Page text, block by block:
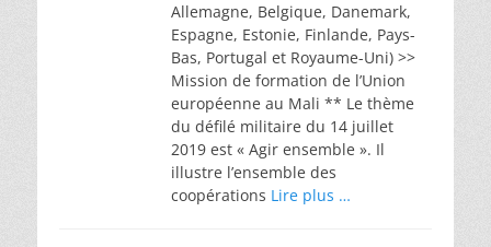
Allemagne, Belgique, Danemark,
Espagne, Estonie, Finlande, Pays-
Bas, Portugal et Royaume-Uni) >>
Mission de formation de l’Union
européenne au Mali ** Le thème
du défilé militaire du 14 juillet
2019 est « Agir ensemble ». Il
illustre l’ensemble des
coopérations Lire plus …